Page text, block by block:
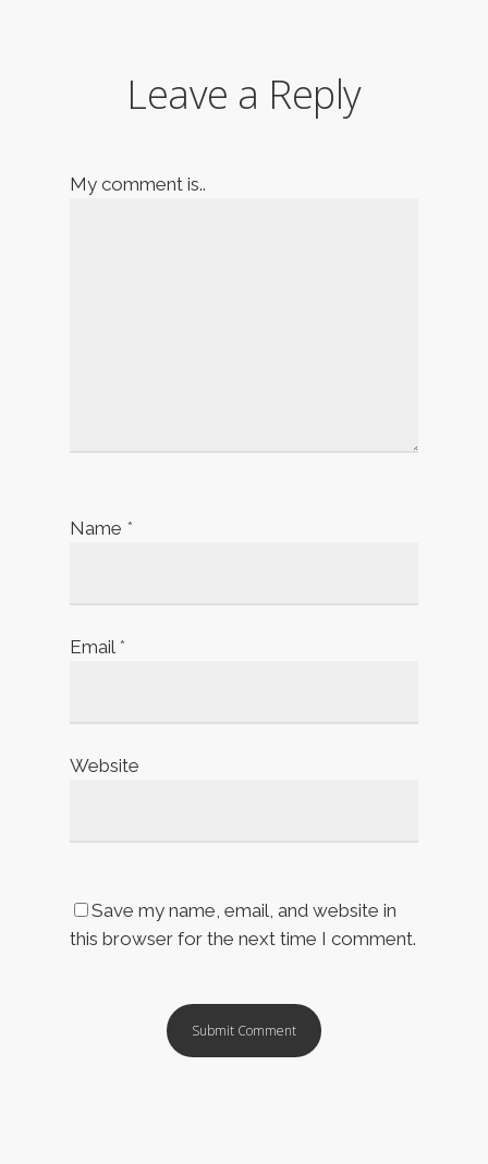
Leave a Reply
My comment is..
Name *
Email *
Website
Save my name, email, and website in
this browser for the next time I comment.